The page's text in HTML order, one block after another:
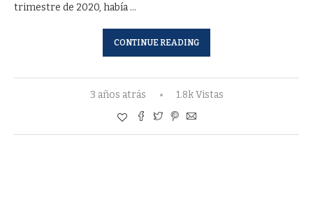
trimestre de 2020, había …
CONTINUE READING
3 años atrás 1.8k Vistas